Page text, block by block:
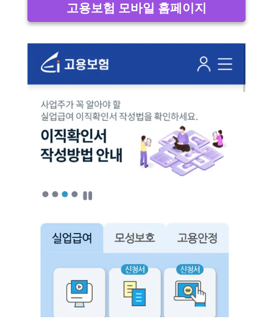
고용보험 모바일 홈페이지